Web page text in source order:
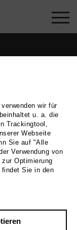
wir für
u. a. die
Trackingtool,
Webseite
Sie auf "Alle
Verwendung von
Optimierung
findet Sie in den